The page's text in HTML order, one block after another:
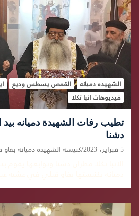
الشهيده دميانه القمص يسطس وديع
فيديوهات انبا تكلا
تطيب رفات الشهيدة دميانه بيد
دشنا
5 فبراير، 2023 كنيسة الشهيدة دميانه